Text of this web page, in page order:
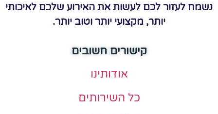
נשמח לעזור לכם לעשות את האירוע שלכם לאיכותי
יותר, מקצועי יותר וטוב יותר.
קישורים חשובים
אודותינו
כל השירותים